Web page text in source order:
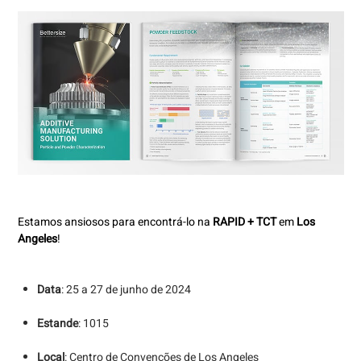
Estamos ansiosos para encontrá-lo na RAPID + TCTemLos
Angeles!
Data: 25 a 27 de junho de 2024
Estande: 1015
Local: Centro de Convenções de Los Angeles